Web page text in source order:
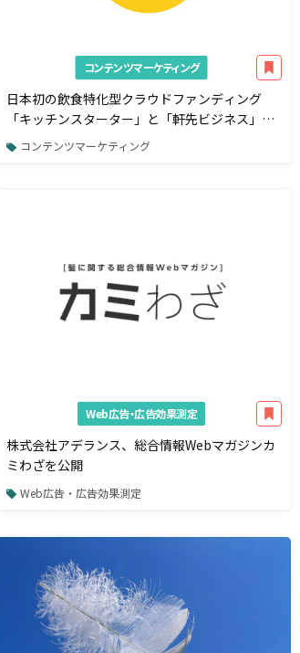
コンテンツマーケティング
日本初の飲食特化型クラウドファンディング
「キッチンスターター」と「軒先ビジネス」が
「軒先スタータープログラム」を発表
コンテンツマーケティング
Web広告・広告効果測定
株式会社アデランス、総合情報Webマガジンカ
ミわざを公開
Web広告・広告効果測定